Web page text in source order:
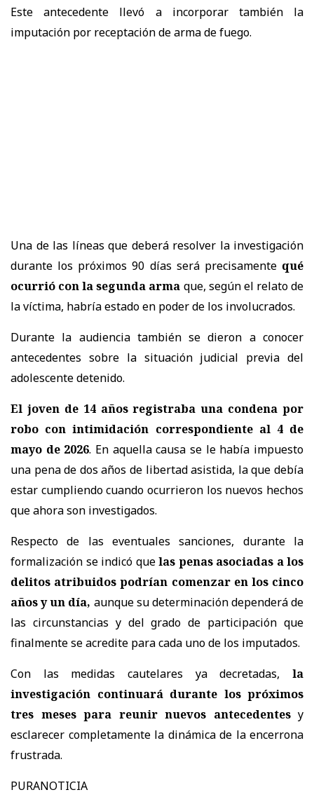
Este antecedente llevó a incorporar también la
imputación por receptación de arma de fuego.
Una de las líneas que deberá resolver la investigación
durante los próximos 90 días será precisamentequé
ocurrió con la segunda arma que, según el relato de
la víctima, habría estado en poder de los involucrados.
Durante la audiencia también se dieron a conocer
antecedentes sobre la situación judicial previa del
adolescente detenido.
El joven de 14 años registraba una condena por
robo con intimidación correspondiente al 4 de
mayo de 2026. En aquella causa se le había impuesto
una pena de dos años de libertad asistida, la que debía
estar cumpliendo cuando ocurrieron los nuevos hechos
que ahora son investigados.
Respecto de las eventuales sanciones, durante la
formalización se indicó quelas penas asociadas a los
delitos atribuidos podrían comenzar en los cinco
años y un día, aunque su determinación dependerá de
las circunstancias y del grado de participación que
finalmente se acredite para cada uno de los imputados.
Con las medidas cautelares ya decretadas, la
investigación continuará durante los próximos
tres meses para reunir nuevos antecedentesy
esclarecer completamente la dinámica de la encerrona
frustrada.
PURANOTICIA